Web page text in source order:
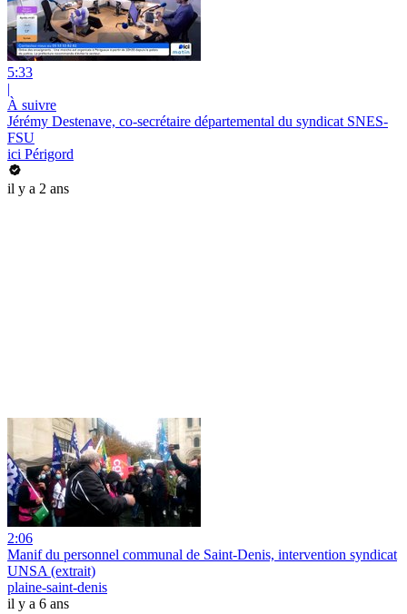
5:33
|
À suivre
Jérémy Destenave, co-secrétaire départemental du syndicat SNES-
FSU
ici Périgord
il y a 2 ans
2:06
Manif du personnel communal de Saint-Denis, intervention syndicat
UNSA (extrait)
plaine-saint-denis
il y a 6 ans